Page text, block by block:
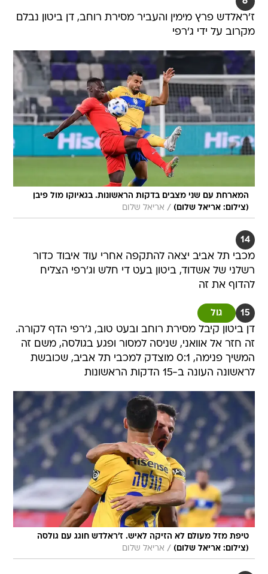
ז'ראלדש פרץ מימין והעביר מסירת רוחב, דן ביטון נבלם
מקרוב על ידי ג'רפי
המארחת עם שני מצבים בדקות הראשונות. בגאיוקו מול פיבן
(צילום: אריאל שלום) / אריאל שלום
14
מכבי תל אביב יצאה להתקפה אחרי עוד איבוד כדור
רשלני של אשדוד, ביטון בעט די חלש וג'רפי הצליח
להדוף את זה
15 גול
דן ביטון קיבל מסירת רוחב ובעט טוב, ג'רפי הדף לקורה.
זה חזר אל אוואני, שניסה למסור ופגע בגולסה, משם זה
המשיך פנימה, 0:1 מוצדק למכבי תל אביב, שכובשת
לראשונה העונה ב-15 הדקות הראשונות
טיפת מזל מעולם לא הזיקה לאיש. ז'ראלדש חוגג עם גולסה
(צילום: אריאל שלום) / אריאל שלום